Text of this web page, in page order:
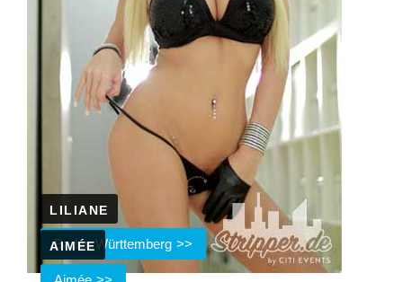
LILIANE
Baden Württemberg
AIMÉE